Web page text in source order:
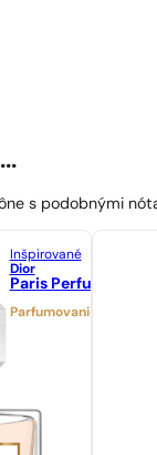
s podobnými
Inšpirované
Dior
Paris Perfumes N°
Parfumovanie 21%